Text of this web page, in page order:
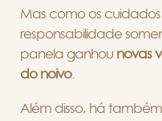
Mas como os
responsabilidade
panela ganhou novas
do noivo.
Além disso, há